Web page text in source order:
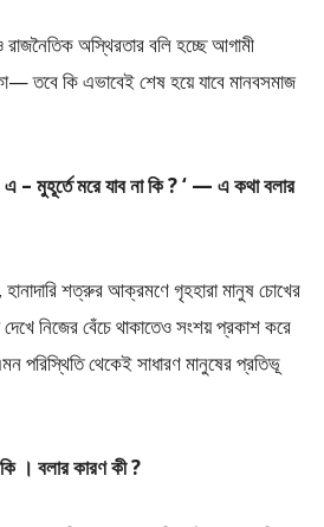
অস্থিরতার বলি হচ্ছে আগামী
তবে কি এভাবেই শেষ হয়ে যাবে মানবসমাজ
– মুহূর্তে মরে যাব না কি ? ‘ — এ কথা বলার
শত্রুর আক্রমণে গৃহহারা মানুষ চোখের
নিজের বেঁচে থাকাতেও সংশয় প্রকাশ করে
পরিস্থিতি থেকেই সাধারণ মানুষের প্রতিভূ
। বলার কারণ কী ?